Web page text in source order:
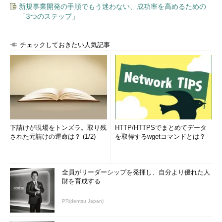
新規事業開発の手順でもう迷わない、成功率を高めるための
「3つのステップ」
チェックしておきたい人気記事
下請けが現場をトンズラ。取り残
された元請けの運命は？ (1/2)
HTTP/HTTPSでまとめてデータ
を取得するwgetコマンドとは？
全員がリーダーシップを発揮し、自分より優れた人
財を育成する
PR(dentsu Japan)